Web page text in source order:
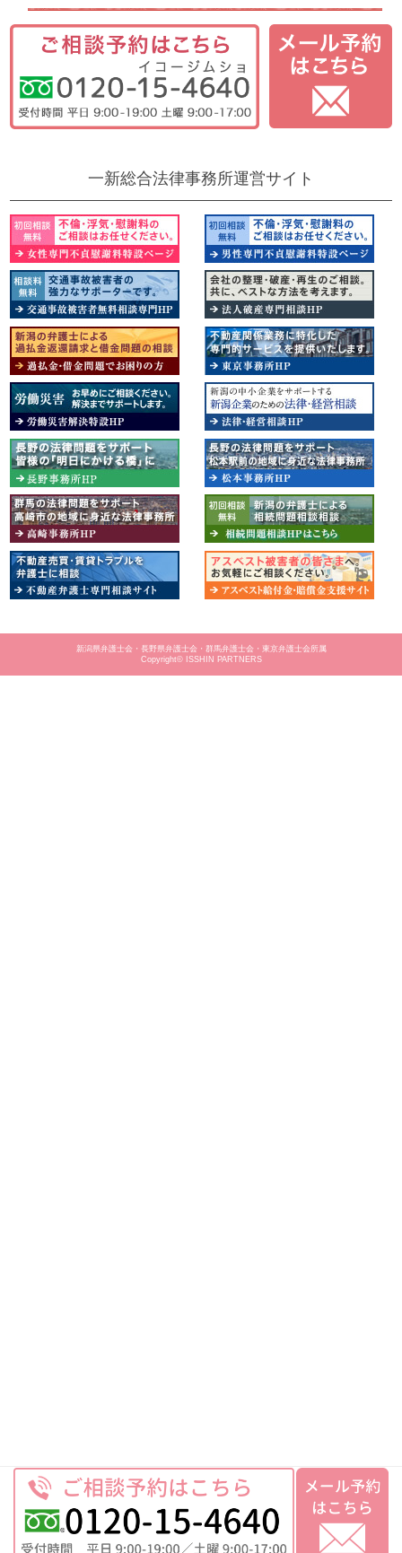
一新総合法律事務所運営サイト
新潟県弁護士会・長野県弁護士会・群馬弁護士会・東京弁護士会所属
Copyright© ISSHIN PARTNERS